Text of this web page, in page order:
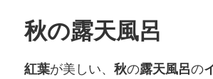
秋の露天風呂
紅葉が美しい、 秋の露天風呂の